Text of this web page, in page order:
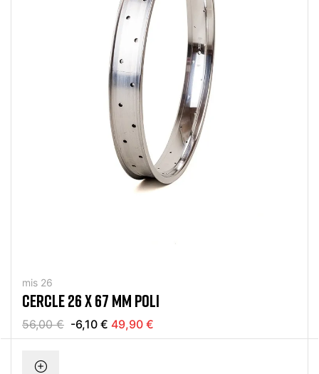
mis 26
CERCLE 26 X 67 MM POLI
56,00 € -6,10 € 49,90 €